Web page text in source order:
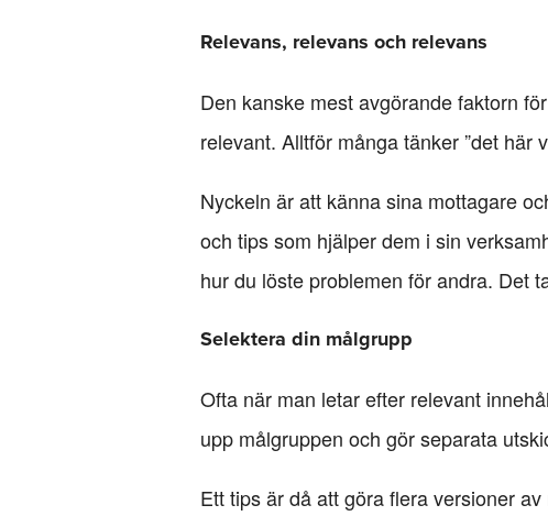
Relevans, relevans och relevans
Den kanske mest avgörande faktorn
relevant. Alltför många tänker ”det här
Nyckeln är att känna sina mottagare
och tips som hjälper dem i sin
hur du löste problemen för andra. Det
Selektera din målgrupp
Ofta när man letar efter relevant
upp målgruppen och gör separata
Ett tips är då att göra flera versioner